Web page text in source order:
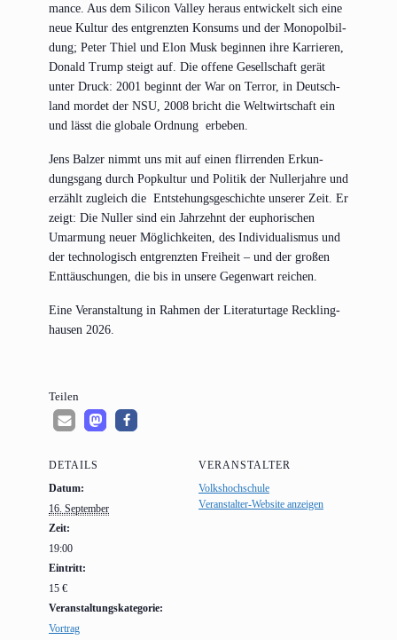
mance. Aus dem Sili­con Val­ley her­aus ent­wi­ckelt sich eine
neue Kul­tur des ent­grenz­ten Kon­sums und der Mono­pol­bil­
dung; Peter Thiel und Elon Musk begin­nen ihre Kar­rie­ren,
Donald Trump steigt auf. Die offe­ne Gesell­schaft gerät
unter Druck: 2001 beginnt der War on Ter­ror, in Deutsch­
land mor­det der NSU, 2008 bricht die Welt­wirt­schaft ein
und lässt die glo­ba­le Ord­nung erbeben.
Jens Bal­zer nimmt uns mit auf einen flir­ren­den Erkun­
dungs­gang durch Pop­kul­tur und Poli­tik der Nuller­jah­re und
erzählt zugleich die Ent­ste­hungs­ge­schich­te unse­rer Zeit. Er
zeigt: Die Nuller sind ein Jahr­zehnt der eupho­ri­schen
Umar­mung neu­er Mög­lich­kei­ten, des Indi­vi­dua­lis­mus und
der tech­no­lo­gisch ent­grenz­ten Frei­heit – und der gro­ßen
Ent­täu­schun­gen, die bis in unse­re Gegen­wart reichen.
Eine Ver­an­stal­tung in Rah­men der Lite­ra­tur­ta­ge Reck­ling­
hau­sen 2026.
Tei­len
DETAILS
Datum:
16. September
Zeit:
19:00
Eintritt:
15 €
Veranstaltungskategorie:
Vortrag
VERANSTALTER
Volkshochschule
Veranstalter-Website anzeigen